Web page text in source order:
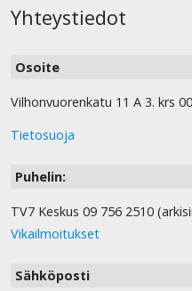
Yhteystiedot
Osoite
Vilhonvuorenkatu 11 A 3. krs
Tietosuoja
Puhelin:
TV7 Keskus 09 756 2510
Vikailmoitukset
Sähköposti